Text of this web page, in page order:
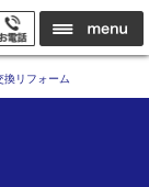
換リフォーム